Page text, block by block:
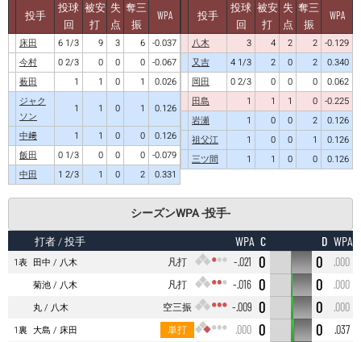
投手
投球
回
被安
打
失
点
奪三
振
WPA
床田 6 1/3 9 3 6 -0.037
今村
0 2/3 0 0 0 -0.067
薮田
1 1 0 1
0.026
ジャク
ソン
1 1 0 1
0.126
中﨑
1 1 0 0
0.126
飯田
0 1/3 0 0 0 -0.079
中田
1 2/3 1 0 2 0.331
投手
投球
回
被安
打
失
点
奪三
振
WPA
八木 3 4 2 2 -0.129
又吉
4 1/3 2 0 2
0.340
岡田
0 2/3 0 0 0
0.062
田島
1 1 1 0 -0.225
岩瀬
1 0 0 2
0.126
祖父江
1 0 0 1
0.126
三ツ間
1 1 0 0 0.126
シーズンWPA -投手-
打者/ 投手 WPA C D WPA
1表 田中 八木 凡打 -.021 0 0
.000
菊池
八木 凡打 -.016 0 0
.000
丸
八木 空三振 -.009 0 0
.000
1裏 大島 床田 単打 .000 0 0
.037